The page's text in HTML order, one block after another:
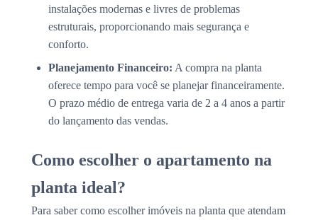
instalações modernas e livres de problemas
estruturais, proporcionando mais segurança e
conforto.
Planejamento Financeiro: A compra na planta
oferece tempo para você se planejar financeiramente.
O prazo médio de entrega varia de 2 a 4 anos a partir
do lançamento das vendas.
Como escolher o apartamento na
planta ideal?
Para saber como escolher imóveis na planta que atendam